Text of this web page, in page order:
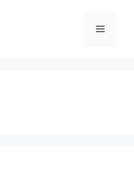
메